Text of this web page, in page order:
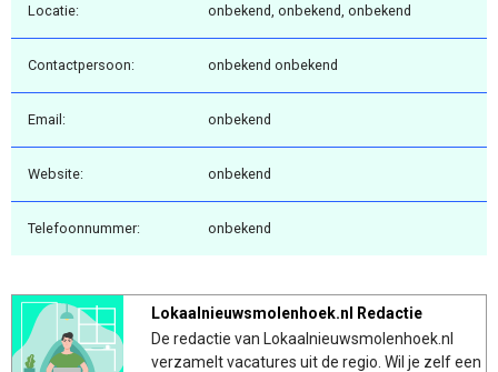
Locatie: onbekend, onbekend, onbekend
Contactpersoon: onbekend onbekend
Email: onbekend
Website: onbekend
Telefoonnummer: onbekend
Lokaalnieuwsmolenhoek.nl Redactie
De redactie van Lokaalnieuwsmolenhoek.nl
verzamelt vacatures uit de regio. Wil je zelf een